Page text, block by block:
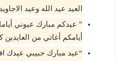
العيد عيد الله وعيد
” عيدكم مبارك عيوني
أيامكم أغاتي من العايدين
“عيد مبارك حبيبي عيدك